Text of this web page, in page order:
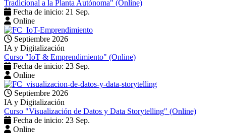
Tradicional a la Planta Autónoma" (Online)
Fecha de inicio: 21 Sep.
Online
Septiembre 2026
IA y Digitalización
Curso "IoT & Emprendimiento" (Online)
Fecha de inicio: 23 Sep.
Online
Septiembre 2026
IA y Digitalización
Curso "Visualización de Datos y Data Storytelling" (Online)
Fecha de inicio: 23 Sep.
Online